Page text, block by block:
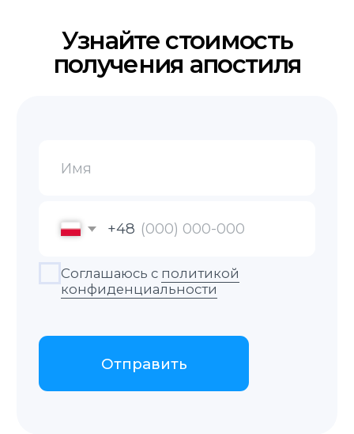
удостоверяющий личность.
Свидетельства (о рождении,
браке, разводе, смерти).
продажи).